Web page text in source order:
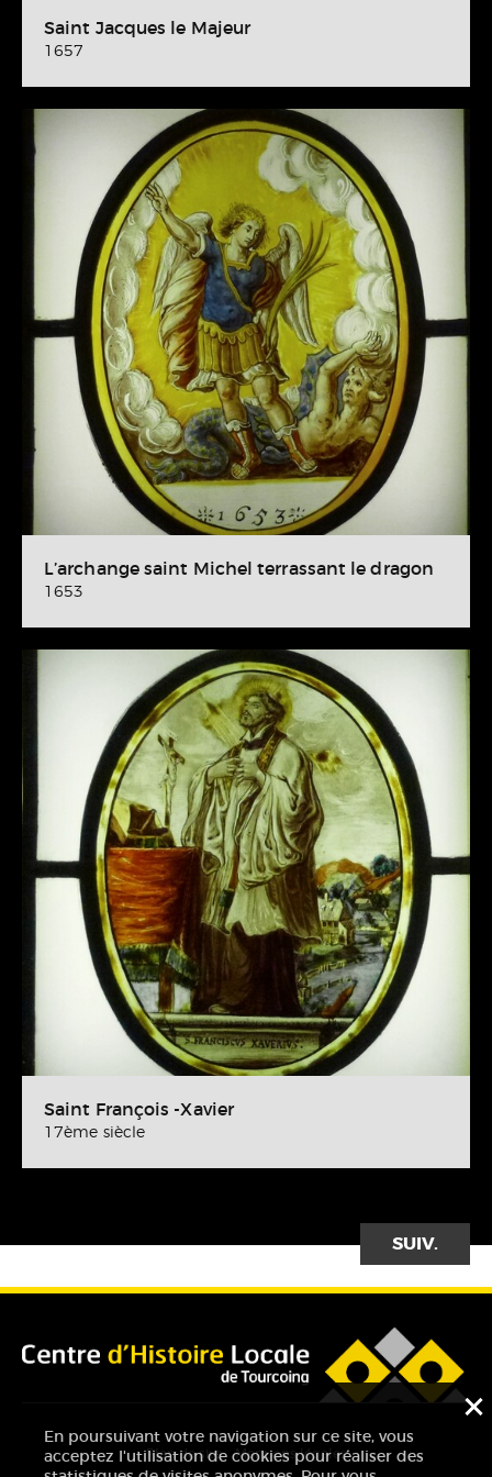
En poursuivant votre navigation sur ce site, vous
acceptez l'utilisation de cookies pour réaliser des
Saint Jacques le Majeur
1657
L’archange saint Michel terrassant le dragon
1653
Saint François -Xavier
17ème siècle
SUIVANT
Plan de site Mentions légales